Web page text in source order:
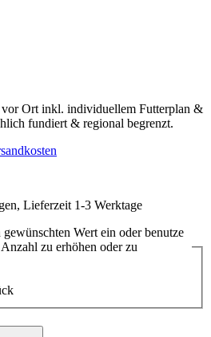
vor Ort inkl. individuellem Futterplan &
fundiert & regional begrenzt.
Lieferzeit 1-3 Werktage
Wert ein oder benutze
zu erhöhen oder zu